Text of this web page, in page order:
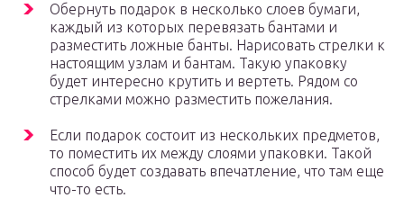
Обернуть подарок в несколько слоев бумаги,
каждый из которых перевязать бантами и
разместить ложные банты. Нарисовать стрелки к
настоящим узлам и бантам. Такую упаковку
будет интересно крутить и вертеть. Рядом со
стрелками можно разместить пожелания.
Если подарок состоит из нескольких предметов,
то поместить их между слоями упаковки. Такой
способ будет создавать впечатление, что там еще
что-то есть.